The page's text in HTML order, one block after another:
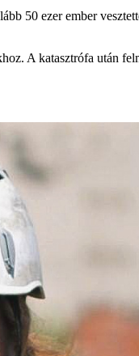
50 ezer ember
A katasztrófa után